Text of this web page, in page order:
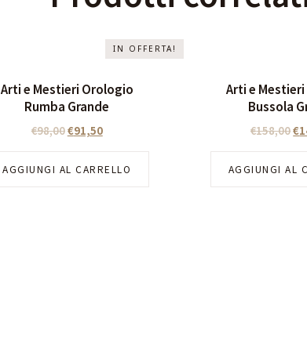
IN OFFERTA!
Arti e Mestieri Orologio
Rumba Grande
€98,00€91,50
AGGIUNGI AL CARRELLO
Arti e
Bussola
€158,00€
AGGIUNGI AL